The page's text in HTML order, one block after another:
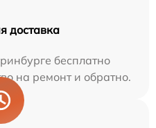
доставка
бесплатно
на ремонт и обратно.